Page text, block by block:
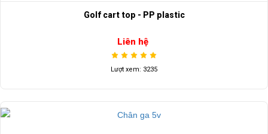
Golf cart top - PP plastic
Liên hệ
Lượt xem: 3235